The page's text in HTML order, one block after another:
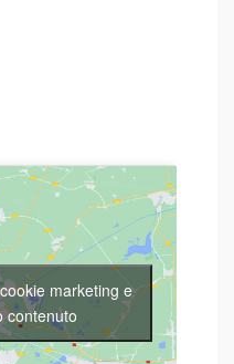
marketing e
contenuto